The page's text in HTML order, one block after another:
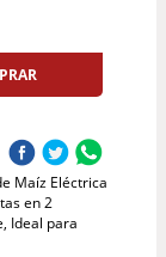
Maíz Eléctrica
en 2
Ideal para